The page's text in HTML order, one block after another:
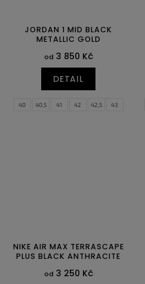
JORDAN 1 MID BLACK
METALLIC GOLD
od 3 850 Kč
DETAIL
40 40,5 41 42 42,5
43
NIKE AIR MAX TERRASCAPE
PLUS BLACK ANTHRACITE
od 3 250 Kč